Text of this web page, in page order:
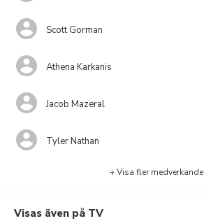
Scott Gorman
Athena Karkanis
Jacob Mazeral
Tyler Nathan
+ Visa fler medverkande
Visas även på TV